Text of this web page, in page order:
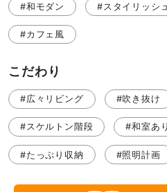
#和モダン #スタイリッシュ
#カフェ風
こだわり
#広々リビング #吹き抜け
#スケルトン階段 #和室あり
#たっぷり収納 #照明計画